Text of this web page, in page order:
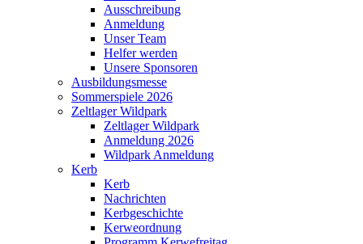
Ausschreibung
Anmeldung
Unser Team
Helfer werden
Unsere Sponsoren
Ausbildungsmesse
Sommerspiele 2026
Zeltlager Wildpark
Zeltlager Wildpark
Anmeldung 2026
Wildpark Anmeldung
Kerb
Kerb
Nachrichten
Kerbgeschichte
Kerweordnung